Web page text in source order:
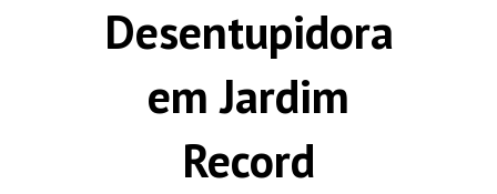
Desentupidora
em Jardim
Record